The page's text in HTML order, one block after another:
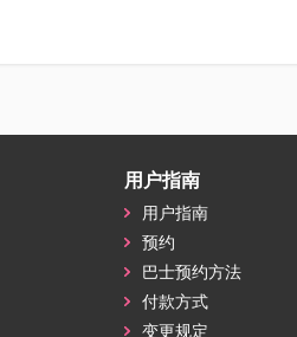
用户指南
用户指南
预约
巴士预约方法
付款方式
变更规定